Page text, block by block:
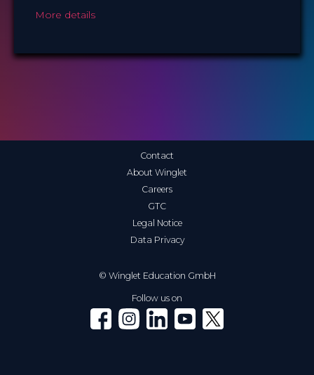
More details
© Winglet Education GmbH
Contact
About Winglet
Careers
GTC
Legal Notice
Data Privacy
Follow us on
Winglet on Facebook
Winglet on Instagram
Winglet on LinkedIn
Winglet on YouTube
Winglet on X (Twitter)